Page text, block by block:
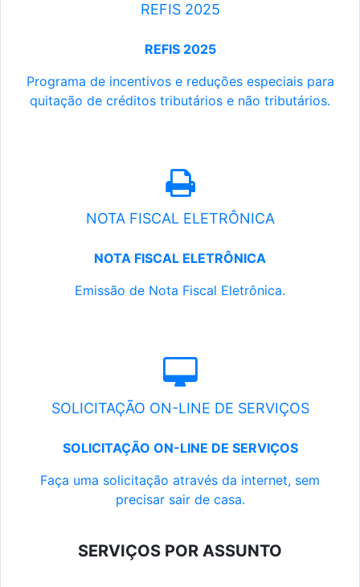
REFIS 2025
REFIS 2025
Programa de incentivos e reduções especiais para
quitação de créditos tributários e não tributários.
NOTA FISCAL ELETRÔNICA
NOTA FISCAL ELETRÔNICA
Emissão de Nota Fiscal Eletrônica.
SOLICITAÇÃO ON-LINE DE SERVIÇOS
SOLICITAÇÃO ON-LINE DE SERVIÇOS
Faça uma solicitação através da internet, sem
precisar sair de casa.
SERVIÇOS POR ASSUNTO